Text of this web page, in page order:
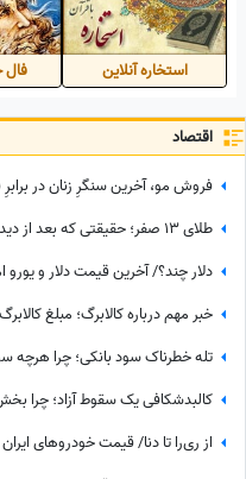
استخاره آنلاین فال
اقتصاد
فروش مو، آخرین سنگرِ زنان در
طلای 13 صفر؛ حقیقتی که بعد از دیدن این آمار نظرتان کلا عوض می‌شود
دلار چند؟/ آخرین قیمت دلار و یورو امروز
خبر مهم درباره کالابرگ؛ مبلغ
کالبدشکافی یک سقوط آزاد؛ چرا بخش صنعت 630 هزار
از ری‌را تا دنا/ قیمت خودرو‌های ایران خودرو